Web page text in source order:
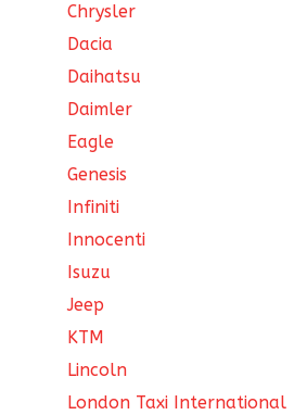
Chrysler
Dacia
Daihatsu
Daimler
Eagle
Genesis
Infiniti
Innocenti
Isuzu
Jeep
KTM
Lincoln
London Taxi International